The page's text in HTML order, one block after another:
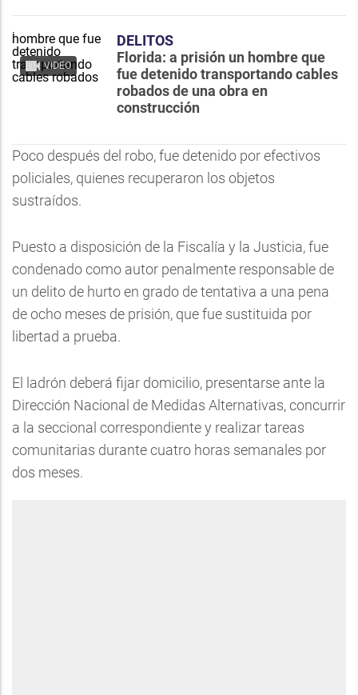
VIDEO
DELITOS
Florida: a prisión un hombre que
fue detenido transportando cables
robados de una obra en
construcción
Poco después del robo, fue detenido por efectivos
policiales, quienes recuperaron los objetos
sustraídos.
Puesto a disposición de la Fiscalía y la Justicia, fue
condenado como autor penalmente responsable de
un delito de hurto en grado de tentativa a una pena
de ocho meses de prisión, que fue sustituida por
libertad a prueba.
El ladrón deberá fijar domicilio, presentarse ante la
Dirección Nacional de Medidas Alternativas, concurrir
a la seccional correspondiente y realizar tareas
comunitarias durante cuatro horas semanales por
dos meses.